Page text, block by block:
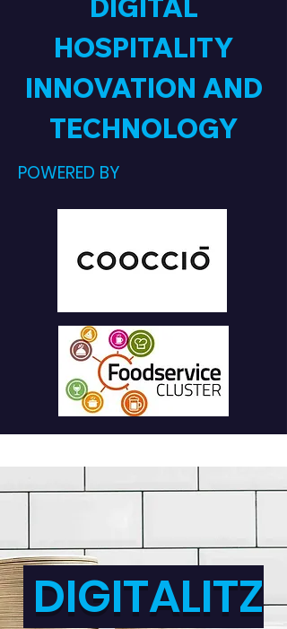
DIGITAL
HOSPITALITY
INNOVATION AND
TECHNOLOGY
POWERED BY
DIGITALITZ